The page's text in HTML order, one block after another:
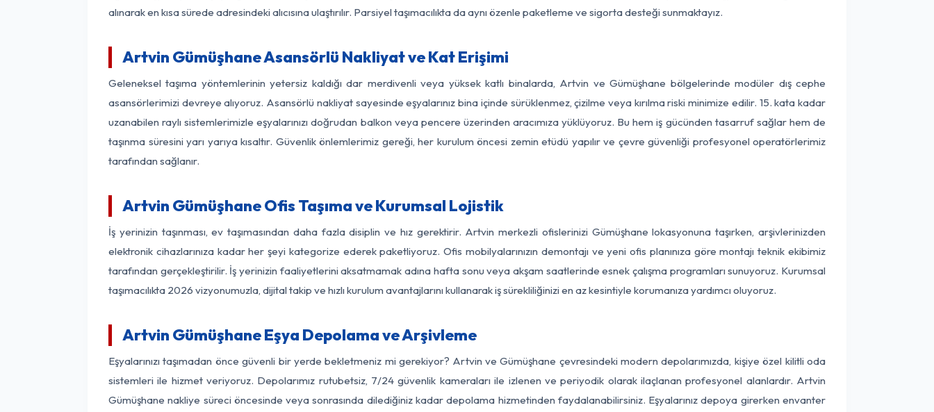
alınarak en kısa sürede adresindeki alıcısına ulaştırılır. Parsiyel taşımacılıkta da aynı özenle paketleme ve sigorta desteği sunmaktayız.
Artvin Gümüşhane Asansörlü Nakliyat ve Kat Erişimi
Geleneksel taşıma yöntemlerinin yetersiz kaldığı dar merdivenli veya yüksek katlı binalarda, Artvin ve Gümüşhane bölgelerinde modüler dış cephe
asansörlerimizi devreye alıyoruz. Asansörlü nakliyat sayesinde eşyalarınız bina içinde sürüklenmez, çizilme veya kırılma riski minimize edilir. 15. kata kadar
uzanabilen raylı sistemlerimizle eşyalarınızı doğrudan balkon veya pencere üzerinden aracımıza yüklüyoruz. Bu hem iş gücünden tasarruf sağlar hem de
taşınma süresini yarı yarıya kısaltır. Güvenlik önlemlerimiz gereği, her kurulum öncesi zemin etüdü yapılır ve çevre güvenliği profesyonel operatörlerimiz
tarafından sağlanır.
Artvin Gümüşhane Ofis Taşıma ve Kurumsal Lojistik
İş yerinizin taşınması, ev taşımasından daha fazla disiplin ve hız gerektirir. Artvin merkezli ofislerinizi Gümüşhane lokasyonuna taşırken, arşivlerinizden
elektronik cihazlarınıza kadar her şeyi kategorize ederek paketliyoruz. Ofis mobilyalarınızın demontajı ve yeni ofis planınıza göre montajı teknik ekibimiz
tarafından gerçekleştirilir. İş yerinizin faaliyetlerini aksatmamak adına hafta sonu veya akşam saatlerinde esnek çalışma programları sunuyoruz. Kurumsal
taşımacılıkta 2026 vizyonumuzla, dijital takip ve hızlı kurulum avantajlarını kullanarak iş sürekliliğinizi en az kesintiyle korumanıza yardımcı oluyoruz.
Artvin Gümüşhane Eşya Depolama ve Arşivleme
Eşyalarınızı taşımadan önce güvenli bir yerde bekletmeniz mi gerekiyor? Artvin ve Gümüşhane çevresindeki modern depolarımızda, kişiye özel kilitli oda
sistemleri ile hizmet veriyoruz. Depolarımız rutubetsiz, 7/24 güvenlik kameraları ile izlenen ve periyodik olarak ilaçlanan profesyonel alanlardır. Artvin
Gümüşhane nakliye süreci öncesinde veya sonrasında dilediğiniz kadar depolama hizmetinden faydalanabilirsiniz. Eşyalarınız depoya girerken envanter